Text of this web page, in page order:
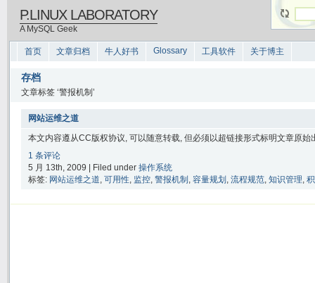
P.LINUX LABORATORY
A MySQL Geek
首页 文章归档 牛人好书 Glossary 工具软件 关于博主
存档
文章标签 ‘警报机制’
网站运维之道
本文内容遵从CC版权协议, 可以随意转载, 但必须以超链接形式标明文章原
1 条评论
5 月 13th, 2009 | Filed under 操作系统
标签: 网站运维之道, 可用性, 监控, 警报机制 , 容量规划 , 流程规范, 知识管理,